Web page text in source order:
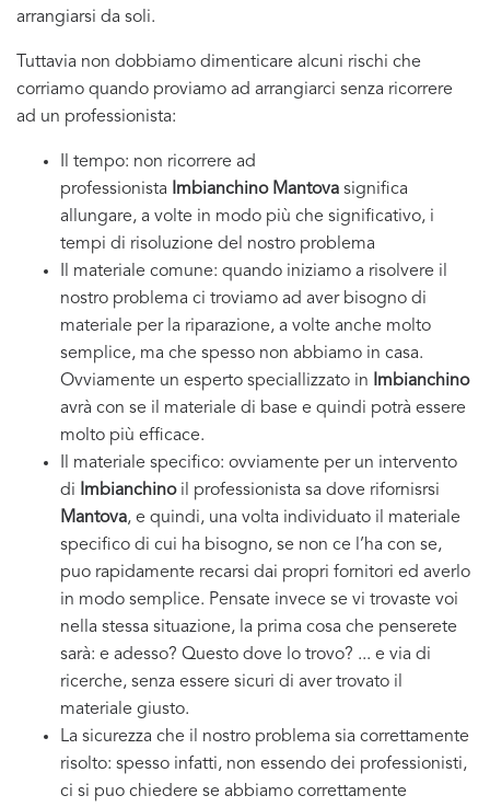
arrangiarsi da soli.
Tuttavia non dobbiamo dimenticare alcuni rischi che
corriamo quando proviamo ad arrangiarci senza ricorrere
ad un professionista:
Il tempo: non ricorrere ad
professionista
Imbianchino Mantova significa
allungare, a volte in modo più che significativo, i
tempi di risoluzione del nostro problema
Il materiale comune: quando iniziamo a risolvere il
nostro problema ci troviamo ad aver bisogno di
materiale per la riparazione, a volte anche molto
semplice, ma che spesso non abbiamo in casa.
Ovviamente un esperto speciallizzato in
Imbianchino
avrà con se il materiale di base e quindi potrà essere
molto più efficace.
Il materiale specifico: ovviamente per un intervento
di
Imbianchinoil professionista sa dove rifornisrsi
Mantova, e quindi, una volta individuato il materiale
specifico di cui ha bisogno, se non ce l’ha con se,
puo rapidamente recarsi dai propri fornitori ed averlo
in modo semplice. Pensate invece se vi trovaste voi
nella stessa situazione, la prima cosa che penserete
sarà: e adesso? Questo dove lo trovo? ... e via di
ricerche, senza essere sicuri di aver trovato il
materiale giusto.
La sicurezza che il nostro problema sia correttamente
risolto: spesso infatti, non essendo dei professionisti,
ci si puo chiedere se abbiamo correttamente